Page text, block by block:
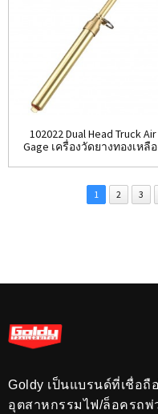
102022 Dual Head Truck Air
Gage เครื่องวัดยางทองเหลื
1 2 3
Goldy เป็นแบรนด์ที่เชื่อถื
อุตสาหกรรมไฟ/ล็อครถพ่